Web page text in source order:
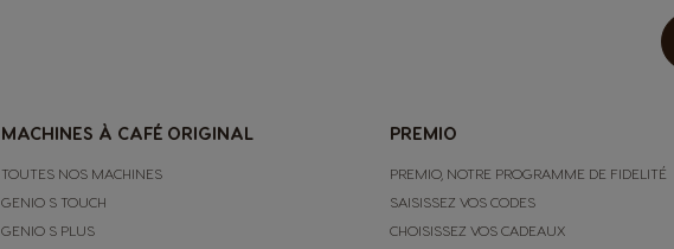
MACHINES À CAFÉ ORIGINAL
TOUTES NOS MACHINES
GENIO S TOUCH
GENIO S PLUS
PREMIO
PREMIO, NOTRE PROGRAMME DE FIDELITÉ
SAISISSEZ VOS CODES
CHOISISSEZ VOS CADEAUX